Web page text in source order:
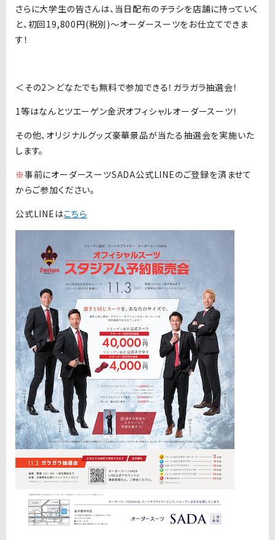
さらに大学生の皆さんは、当日配布のチラシを店舗に持っていく
と、初回19,800円(税別)〜オーダースーツをお仕立てできま
す！
＜その2＞どなたでも無料で参加できる！ガラガラ抽選会！
1等はなんとツエーゲン金沢オフィシャルオーダースーツ！
その他、オリジナルグッズ豪華景品が当たる抽選会を実施いた
します。
※事前にオーダースーツSADA公式LINEのご登録を済ませて
からご参加ください。
公式LINEはこちら